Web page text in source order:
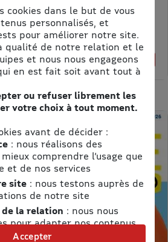
1% de remise
cookies dans le but de vous
personnalisés, et
pour améliorer notre site.
qualité de notre relation et le
et nous nous engageons
en est fait soit avant tout à
ou refuser librement les
votre choix à tout moment.
avant de décider :
: nous réalisons des
comprendre l’usage que
et de nos services
site: nous testons auprès de
de notre site
la relation : nous nous
pour adapter nos contenus
offres
Accepter